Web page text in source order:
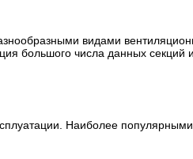
видами
большого числа данных
Наиболее